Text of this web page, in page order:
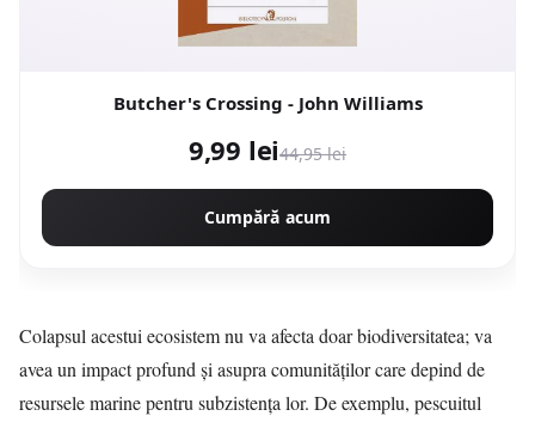
Butcher's Crossing - John Williams
9,99 lei44,95 lei
Cumpără acum
Colapsul acestui ecosistem nu va afecta doar biodiversitatea; va
avea un impact profund și asupra comunităților care depind de
resursele marine pentru subzistența lor. De exemplu, pescuitul